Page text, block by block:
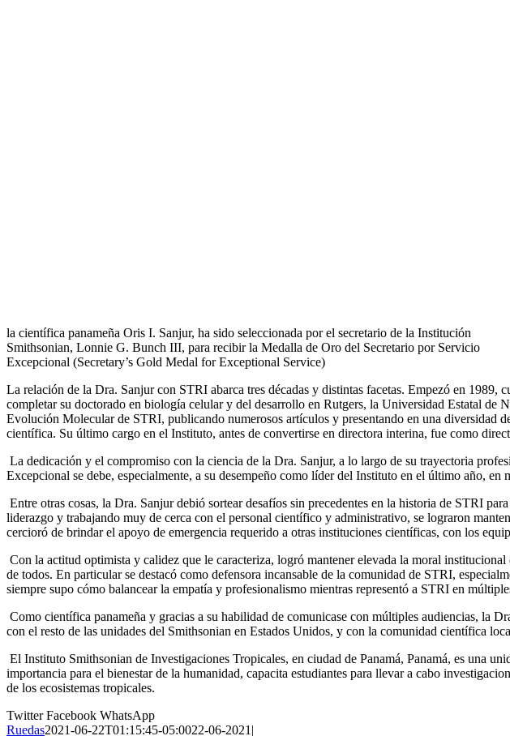
la científica panameña Oris I. Sanjur, ha sido seleccionada por el secretario de la Institución
Smithsonian, Lonnie G. Bunch III, para recibir la Medalla de Oro del Secretario por Servicio
Excepcional (Secretary’s Gold Medal for Exceptional Service)
La relación de la Dra. Sanjur con STRI abarca tres décadas y distintas facetas. Empezó en
completar su doctorado en biología celular y del desarrollo en Rutgers, la Universidad Estatal de
Evolución Molecular de STRI, publicando numerosos artículos y presentando en una diversidad
científica. Su último cargo en el Instituto, antes de convertirse en directora interina, fue como
La dedicación y el compromiso con la ciencia de la Dra. Sanjur, a lo largo de su trayectoria
Excepcional se debe, especialmente, a su desempeño como líder del Instituto en el último año,
Entre otras cosas, la Dra. Sanjur debió sortear desafíos sin precedentes en la historia de STRI
liderazgo y trabajando muy de cerca con el personal científico y administrativo, se lograron
cercioró de brindar el apoyo de emergencia requerido a otras instituciones científicas, con los
Con la actitud optimista y calidez que le caracteriza, logró mantener elevada la moral
de todos. En particular se destacó como defensora incansable de la comunidad de STRI,
siempre supo cómo balancear la empatía y profesionalismo mientras representó a STRI en
Como científica panameña y gracias a su habilidad de comunicase con múltiples audiencias, la
con el resto de las unidades del Smithsonian en Estados Unidos, y con la comunidad científica
El Instituto Smithsonian de Investigaciones Tropicales, en ciudad de Panamá, Panamá, es una
importancia para el bienestar de la humanidad, capacita estudiantes para llevar a cabo
de los ecosistemas tropicales.
TwitterFacebook WhatsApp
Ruedas2021-06-22T01:15:45-05:0022-06-2021|